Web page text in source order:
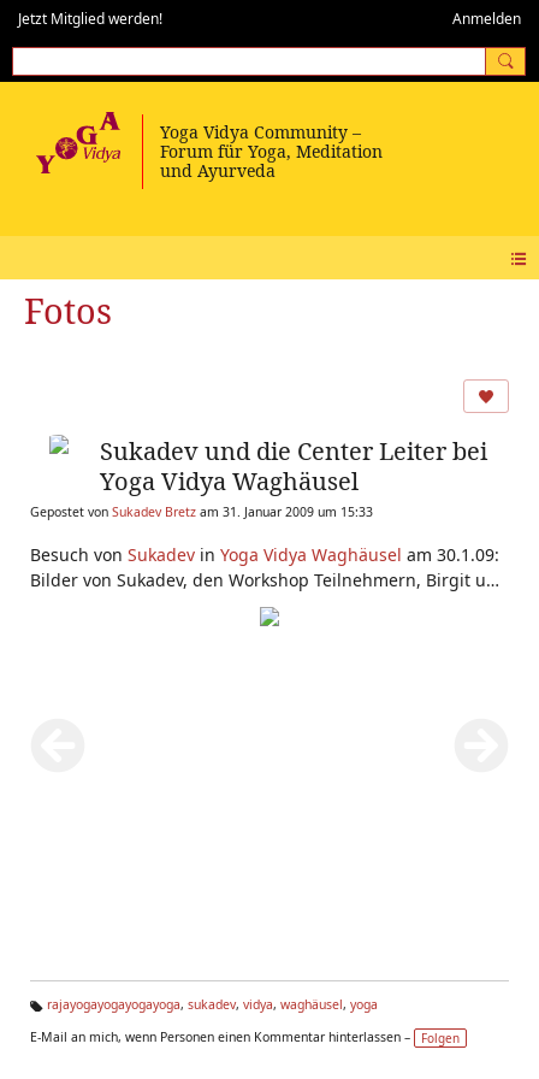
Jetzt Mitglied werden! Anmelden
Fotos
Sukadev und die Center Leiter bei
Yoga Vidya Waghäusel
Gepostet von Sukadev Bretz am 31. Januar 2009 um 15:33
Besuch von Sukadev in Yoga Vidya Waghäusel am 30.1.09:
Bilder von Sukadev, den Workshop Teilnehmern, Birgit und
Volker (den Leitern des Centers), von der
g
rajayogayogayogayoga, sukadev, vidya, waghäusel, yoga
E-Mail an mich, wenn Personen einen Kommentar hinterlassen –
Folgen